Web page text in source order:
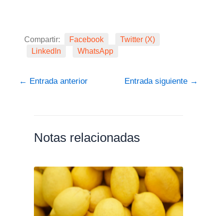
Compartir: Facebook
Twitter (X)
LinkedIn
WhatsApp
← Entrada anterior Entrada siguiente →
Notas relacionadas